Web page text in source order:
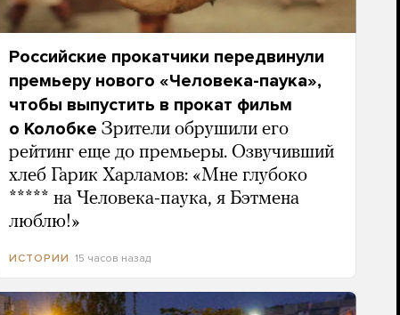
Российские прокатчики передвинули
премьеру нового «Человека-паука»,
чтобы выпустить в прокат фильм
о Колобке Зрители обрушили его
рейтинг еще до премьеры. Озвучивший
хлеб Гарик Харламов: «Мне глубоко
***** на Человека-паука, я Бэтмена
люблю!»
ИСТОРИИ 15 часов назад